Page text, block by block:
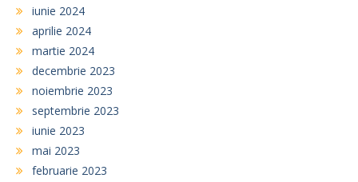
iunie 2024
aprilie 2024
martie 2024
decembrie 2023
noiembrie 2023
septembrie 2023
iunie 2023
mai 2023
februarie 2023